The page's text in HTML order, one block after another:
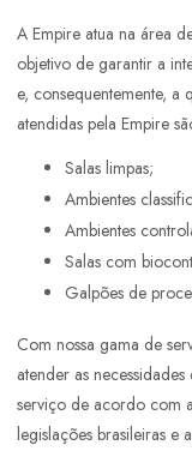
A Empire atua na área
objetivo de garantir a
e, consequentemente, a
atendidas pela Empire
Salas limpas;
Ambientes
Ambientes
Salas com
Galpões de
Com nossa gama de
atender as
serviço de acordo com
legislações brasileiras e